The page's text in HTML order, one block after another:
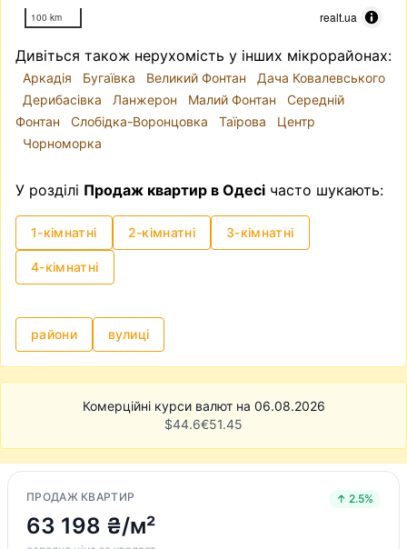
100 km realt.ua
Дивіться також нерухомість у інших мікрорайонах:
Аркадія Бугаївка Великий Фонтан
Дача Ковалевського
Дерибасівка
Ланжерон Малий Фонтан
Середній
Фонтан
Слобідка-Воронцовка Таїрова
Центр
Чорноморка
У розділі Продаж квартир в Одесі часто шукають:
1-кімнатні 2-кімнатні 3-кімнатні
4-кімнатні
райони вулиці
Комерційні курси валют на 06.08.2026
$44.6€51.45
ПРОДАЖ КВАРТИР ↑ 2.5%
63 198 ₴/м²